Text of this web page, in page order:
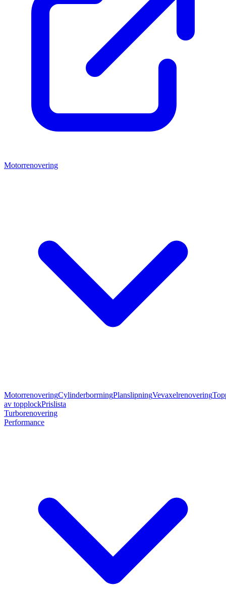
Motorrenovering
MotorrenoveringCylinderborrningPlanslipningVevaxelrenovering
av topplockPrislista
Turborenovering
Performance